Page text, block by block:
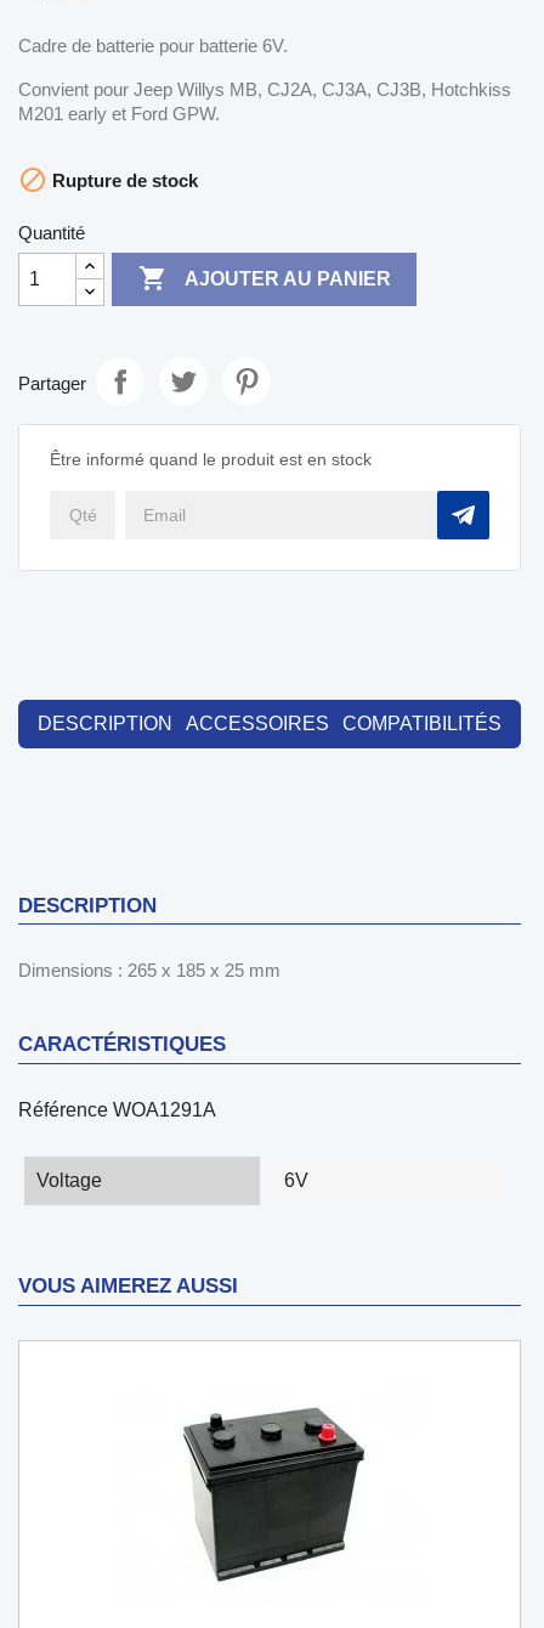
Cadre de batterie pour batterie 6V.
Convient pour Jeep Willys MB, CJ2A, CJ3A, CJ3B, Hotchkiss
M201 early et Ford GPW.
 Rupture de stock
Quantité
 AJOUTER AU PANIER
Partager
Être informé quand le produit est en stock
DESCRIPTION ACCESSOIRES COMPATIBILITÉS
DESCRIPTION
Dimensions : 265 x 185 x 25 mm
CARACTÉRISTIQUES
Référence WOA1291A
Voltage 6V
VOUS AIMEREZ AUSSI